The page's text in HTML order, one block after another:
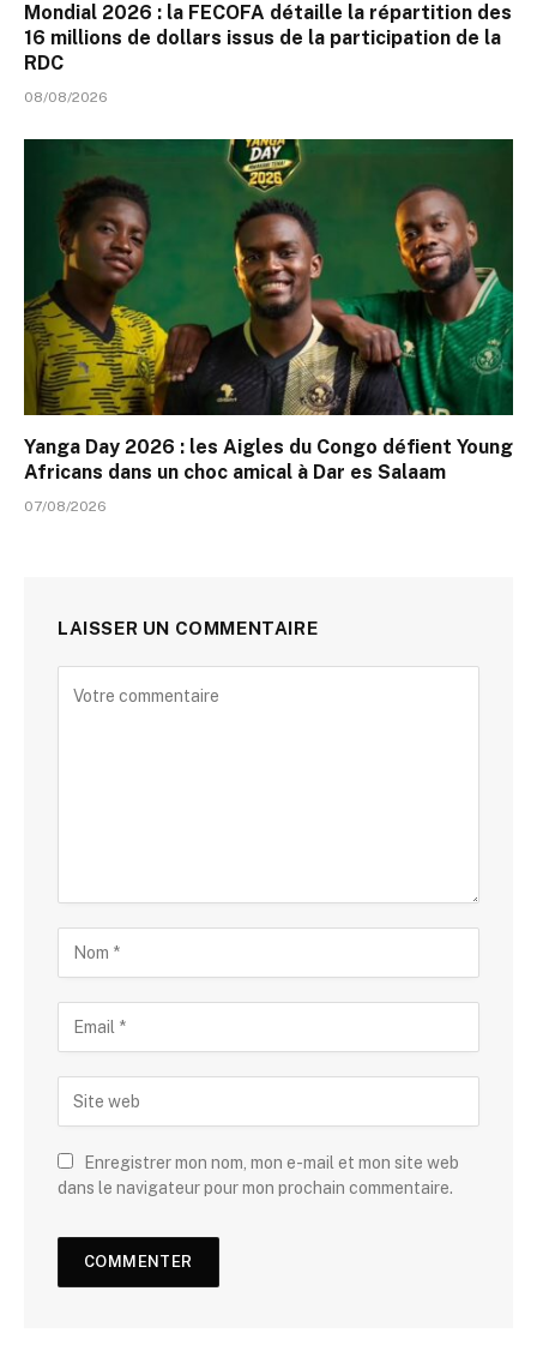
Mondial 2026 : la FECOFA détaille la répartition des
16 millions de dollars issus de la participation de la
RDC
08/08/2026
Yanga Day 2026 : les Aigles du Congo défient Young
Africans dans un choc amical à Dar es Salaam
07/08/2026
LAISSER UN COMMENTAIRE
Enregistrer mon nom, mon e-mail et mon site web
dans le navigateur pour mon prochain commentaire.